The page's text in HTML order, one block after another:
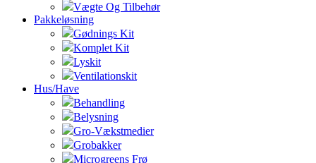
Vægte Og Tilbehør
Pakkeløsning
Gødnings Kit
Komplet Kit
Lyskit
Ventilationskit
Hus/Have
Behandling
Belysning
Gro-Vækstmedier
Grobakker
Microgreens Frø